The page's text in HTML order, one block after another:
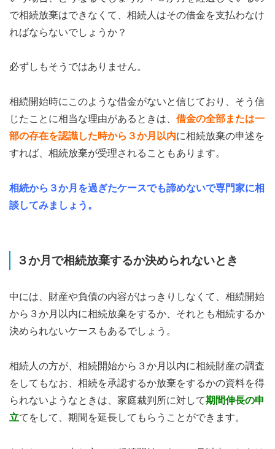
で相続放棄はできなくて、相続人はその借金を支払わなけ
ればならないでしょうか？
必ずしもそうではありません。
相続開始時にこのような借金がないと信じており、そう信
じたことに相当な理由があるときは、 借金の全部または一
部の存在を認識した時から３か月以内に相続放棄の申述を
すれば、相続放棄が受理されることもあります。
相続から３か月を過ぎたケースでも諦めないで専門家に相
談してみましょう。
３か月で相続放棄するか決められないとき
中には、財産や負債の内容がはっきりしなくて、相続開始
から３か月以内に相続放棄をするか、それとも相続するか
決められないケースもあるでしょう。
相続人の方が、相続開始から３か月以内に相続財産の調査
をしてもなお、相続を承認するか放棄をするかの資料を得
られないようなときは、家庭裁判所に対して期間伸長の申
立てをして、期間を延長してもらうことができます。